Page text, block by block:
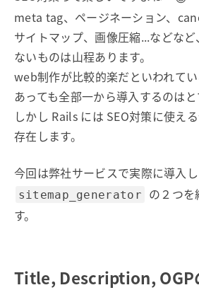
meta tag、ページネーション、
サイトマップ、画像圧縮...などな
ないものは山程あります。
web制作が比較的楽だといわれて
あっても全部一から導入するのはと
しかし Rails には SEO対策に使え
存在します。
今回は弊社サービスで実際に導入
sitemap_generator
の２つを
す。
Title, Description, OGP